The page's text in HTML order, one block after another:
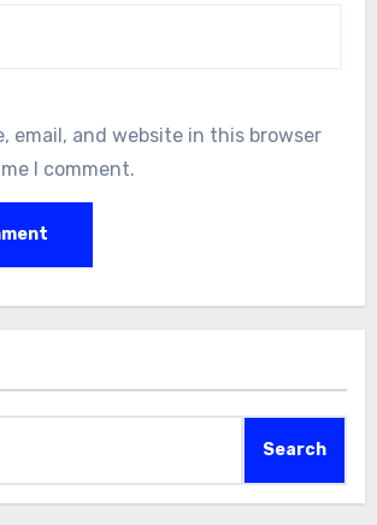
email, and website in this browser
I comment.
Search